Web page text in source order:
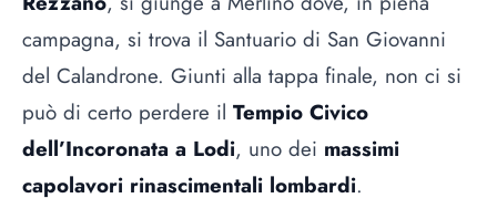
campagna, si trova il Santuario di San Giovanni
del Calandrone. Giunti alla tappa finale, non ci si
può di certo perdere il Tempio Civico
dell’Incoronata a Lodi, uno dei massimi
capolavori rinascimentali lombardi.